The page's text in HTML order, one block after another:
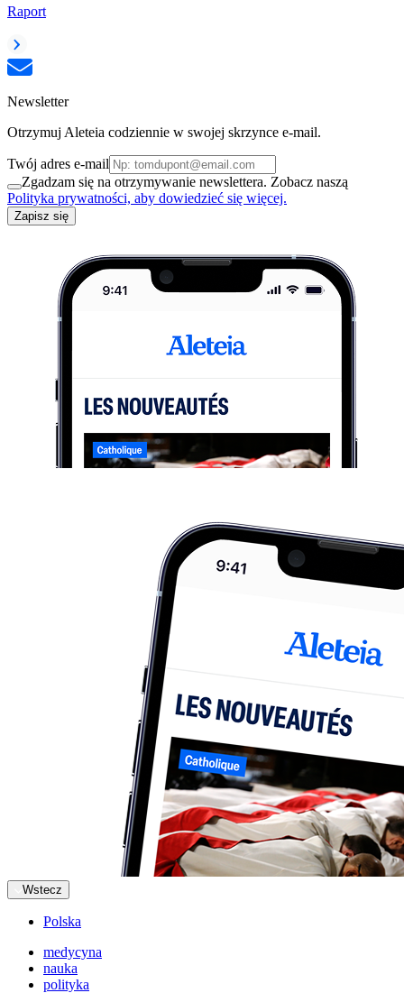
Raport
Newsletter
Otrzymuj Aleteia codziennie w swojej skrzynce e-mail.
Twój adres e-mail
Zgadzam się na otrzymywanie newslettera. Zobacz naszą
Polityka prywatności, aby dowiedzieć się więcej.
Zapisz się
Wstecz
Polska
medycyna
nauka
polityka